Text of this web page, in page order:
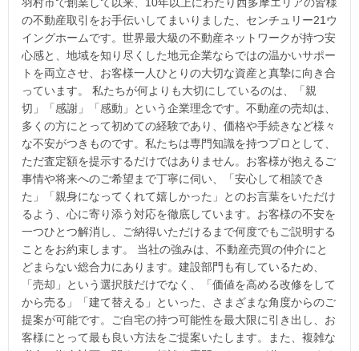
の不動産取引をお手伝いしてまいりました、センチュリー21ウ
イングホームです。世界最大級の不動産ネットワークが持つ安
心感と、地域を知り尽くした地元企業ならではの温かいサポー
トを両立させ、お客様一人ひとりの大切な資産と真摯に向き合
っています。 私たちが何よりも大切にしているのは、「親
切」「感謝」「感動」という企業理念です。不動産の売却は、
多くの方にとって初めての経験であり、価格や手続きなど様々
な不安がつきものです。私たちは専門知識を持つプロとして、
ただ査定額を提示するだけではありません。お客様が抱えるご
事情や将来へのご希望まで丁寧に伺い、「安心して相談でき
た」「親身になってくれて嬉しかった」とのお言葉をいただけ
るよう、心に寄り添う対応を徹底しています。お客様の不安を
一つひとつ解消し、ご納得いただけるまで何度でもご説明する
ことをお約束します。 当社の強みは、不動産売買の仲介にと
どまらない総合力にあります。建設部門も有しているため、
「売却」という選択肢だけでなく、「価値を高める改修をして
から売る」「建て替える」といった、さまざまな角度からのご
提案が可能です。ご自宅の持つ可能性を最大限に引き出し、お
客様にとって最も良い方法をご提案いたします。また、複雑な